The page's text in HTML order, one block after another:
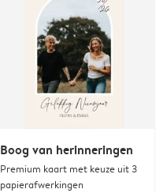
Boog van herinneringen
Premium kaart met keuze uit 3
papierafwerkingen